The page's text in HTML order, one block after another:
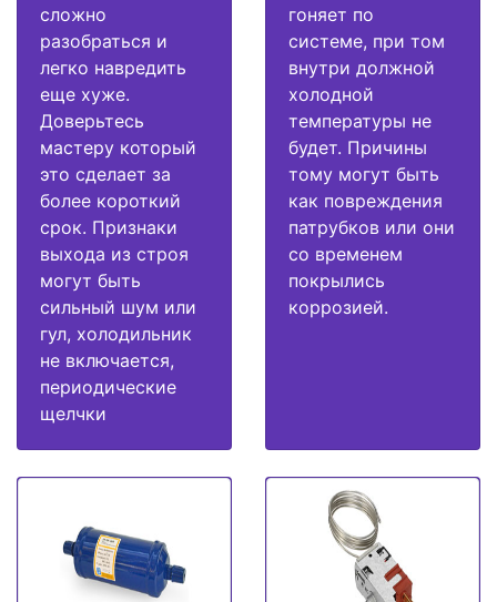
сложно
разобраться и
легко навредить
еще хуже.
Доверьтесь
мастеру который
это сделает за
более короткий
срок. Признаки
выхода из строя
могут быть
сильный шум или
гул, холодильник
не включается,
периодические
щелчки
гоняет по
системе, при том
внутри должной
холодной
температуры не
будет. Причины
тому могут быть
как повреждения
патрубков или они
со временем
покрылись
коррозией.